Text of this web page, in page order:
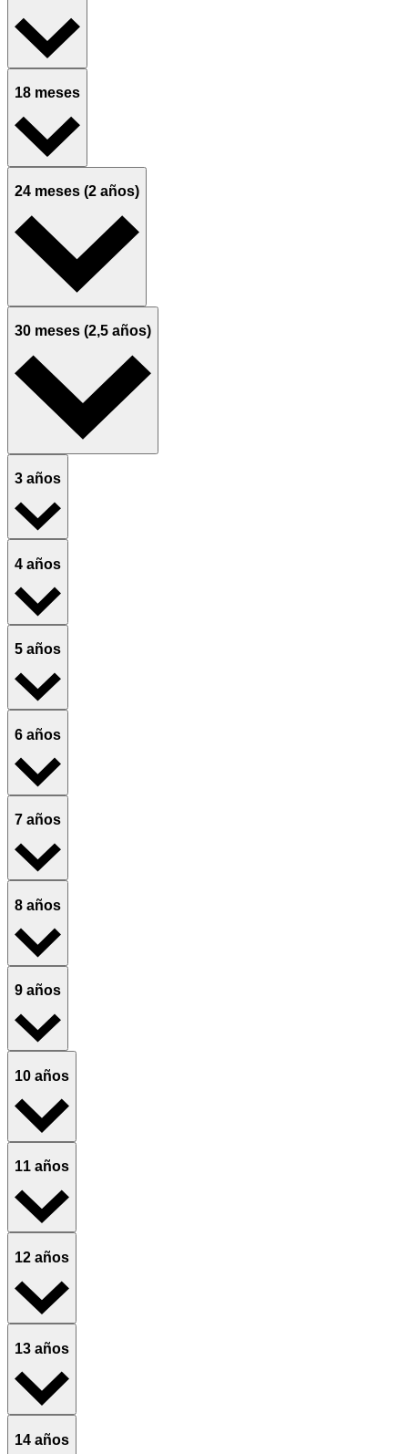
18 meses
24 meses (2 años)
30 meses (2,5 años)
3 años
4 años
5 años
6 años
7 años
8 años
9 años
10 años
11 años
12 años
13 años
14 años